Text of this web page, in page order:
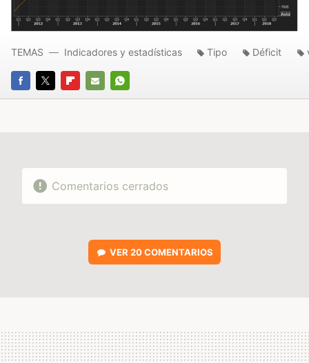
FACEBOOK
TWITTERFLIPBOARD
E-
WHATSAPP
TEMAS Indicadores y estadísticas Tipo Déficit
Comentarios cerrados
VER 20 COMENTARIOS